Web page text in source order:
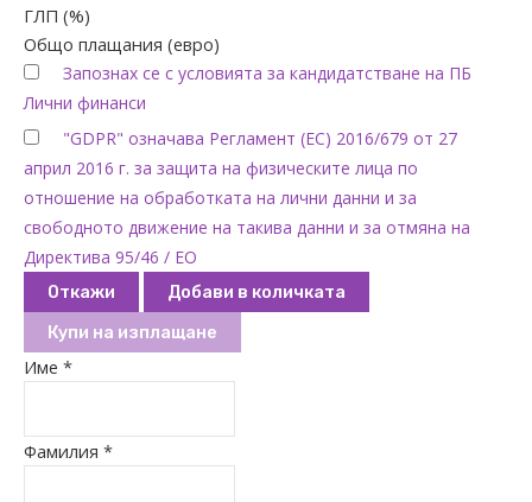
ГЛП (%)
Общо плащания (евро)
Запознах се с условията за кандидатстване на ПБ
Лични финанси
"GDPR" означава Регламент (ЕС) 2016/679 от 27
април 2016 г. за защита на физическите лица по
отношение на обработката на лични данни и за
свободното движение на такива данни и за отмяна на
Директива 95/46 / ЕО
Откажи
Добави в количката
Купи на изплащане
Име *
Фамилия *